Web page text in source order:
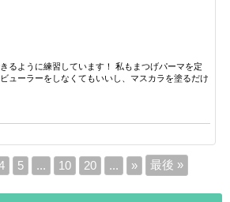
るように練習しています！ 私もまつげパーマを定
ューラーをしなくてもいいし、マスカラを塗るだけ
5 ... 10 20 ... » 最後 »